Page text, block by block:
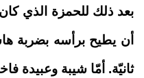
بعد ذلك للحمزة الذي
أن يطيح برأسه بضربة
ثانيّة. أمّا شيبة وعبيدة